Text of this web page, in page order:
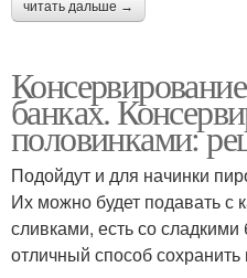
читать дальше →
банках.
половинками:
Подойдут и для начинки
Их можно будет подавать с
сливками, есть со
отличный способ